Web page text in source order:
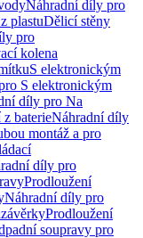
Náhradní díly pro
plastuDělicí stěny
pro
kolena
S elektronickým
S elektronickým
díly pro Na
z baterieNáhradní díly
montáž a pro
díly pro
Prodloužení
Náhradní díly pro
Prodloužení
soupravy pro